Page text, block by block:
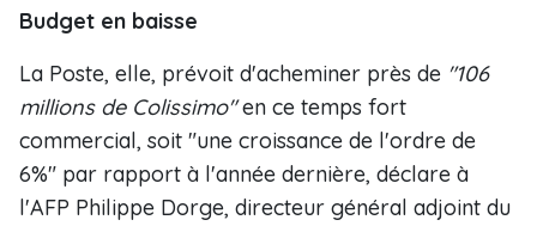
Budget en baisse
La Poste, elle, prévoit d'acheminer près de "106
millions de Colissimo"en ce temps fort
commercial, soit "une croissance de l'ordre de
6%" par rapport à l'année dernière, déclare à
l'AFP Philippe Dorge, directeur général adjoint du